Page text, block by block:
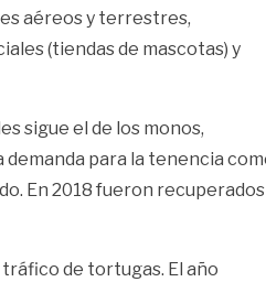
aéreos y terrestres,
(tiendas de mascotas) y
sigue el de los monos,
demanda para la tenencia
En 2018 fueron recuperados
de tortugas. El año